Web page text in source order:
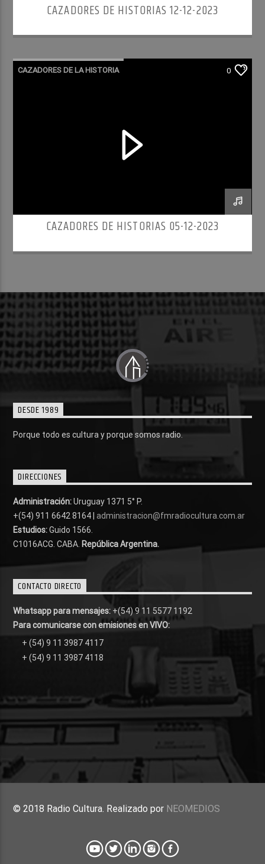
CAZADORES DE HISTORIAS 12-12-2023
CAZADORES DE LA HISTORIA 0
CAZADORES DE HISTORIAS 05-12-2023
DESDE 1989
Porque todo es cultura y porque somos radio.
DIRECCIONES
Administración:Uruguay 1371 5° P.
+(54) 911 6642 8164 | administracion@fmradiocultura.com.ar
Estudios:Guido 1566.
C1016ACG . CABA. República Argentina.
CONTACTO DIRECTO
Whatsapp para mensajes: +(54) 9 11 5577 1192
Para comunicarse con emisiones en VIVO:
+ (54) 9 11 3987 4117
+ (54) 9 11 3987 4118
© 2018 Radio Cultura. Realizado por NEOMEDIOS